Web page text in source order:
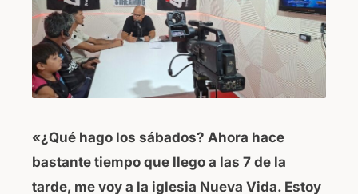
«¿Qué hago los sábados? Ahora hace
bastante tiempo que llego a las 7 de la
tarde, me voy a la iglesia Nueva Vida. Estoy